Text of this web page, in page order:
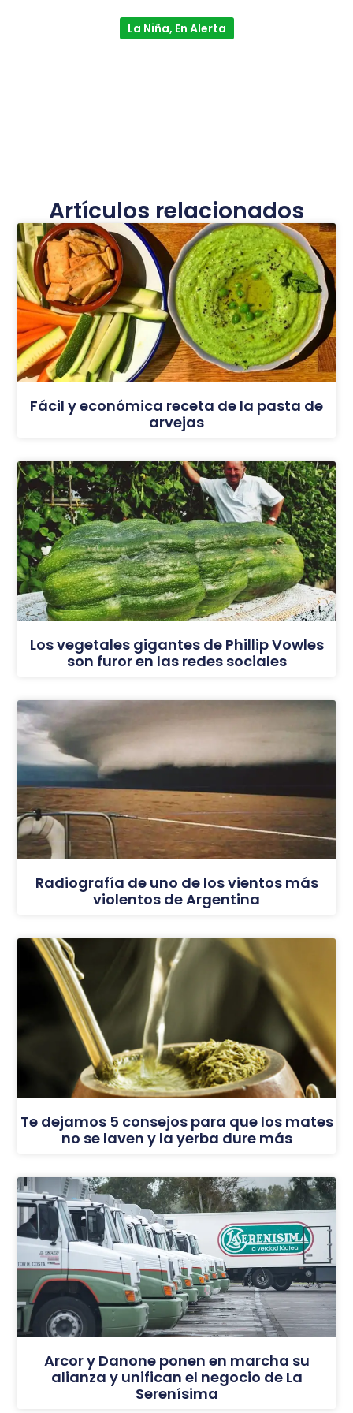
La Niña, En Alerta
Artículos relacionados
Fácil y económica receta de la pasta de
arvejas
Los vegetales gigantes de Phillip Vowles
son furor en las redes sociales
Radiografía de uno de los vientos más
violentos de Argentina
Te dejamos 5 consejos para que los mates
no se laven y la yerba dure más
Arcor y Danone ponen en marcha su
alianza y unifican el negocio de La
Serenísima